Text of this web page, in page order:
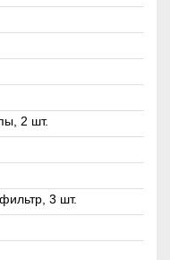
2 шт.
3 шт.